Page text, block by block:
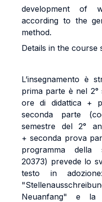
development of
according to the
method.
Details in the course
L’insegnamento è
prima parte è nel 2°
ore di didattica +
seconda parte
semestre del 2°
+seconda prova
programma della
20373) prevede lo
testo in
Neuanfang" e